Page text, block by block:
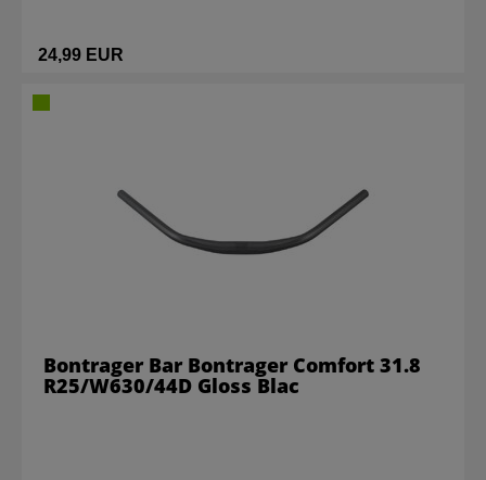
24,99 EUR
Bontrager Bar Bontrager Comfort 31.8
R25/W630/44D Gloss Blac